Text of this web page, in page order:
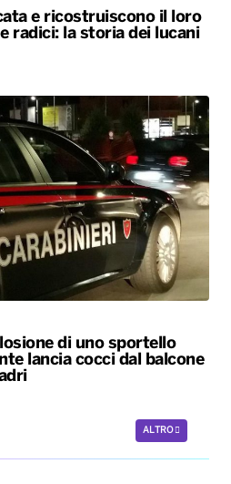
e ricostruiscono il loro
radici: la storia dei lucani
di uno sportello
lancia cocci dal balcone
ALTRO